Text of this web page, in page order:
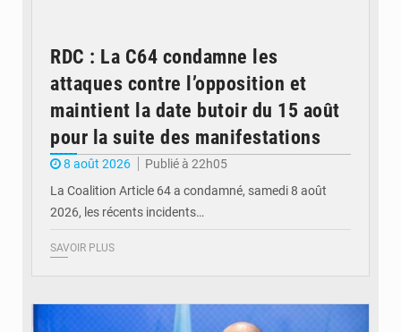
RDC : La C64 condamne les
attaques contre l’opposition et
maintient la date butoir du 15 août
pour la suite des manifestations
8 août 2026
Publié à 22h05
La Coalition Article 64 a condamné, samedi 8 août
2026, les récents incidents…
SAVOIR PLUS